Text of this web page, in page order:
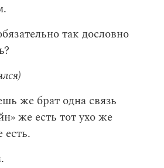
так дословно
же брат одна связь
же есть тот ухо же